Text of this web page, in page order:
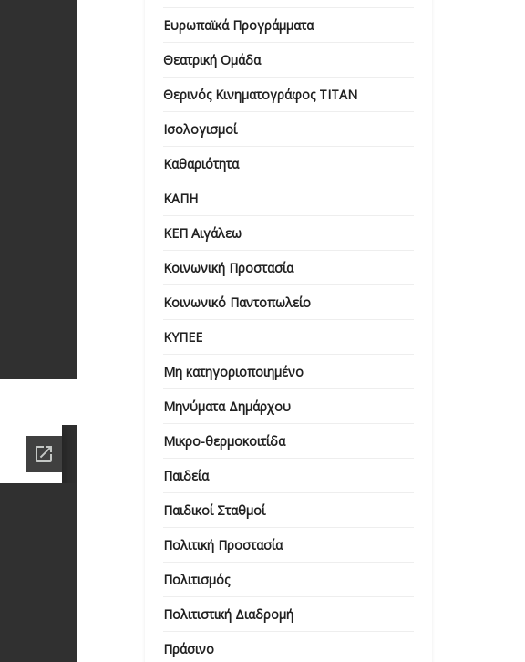
Ευρωπαϊκά Προγράμματα
Θεατρική Ομάδα
Θερινός Κινηματογράφος ΤΙΤΑΝ
Ισολογισμοί
Καθαριότητα
ΚΑΠΗ
ΚΕΠ Αιγάλεω
Κοινωνική Προστασία
Κοινωνικό Παντοπωλείο
ΚΥΠΕΕ
Μη κατηγοριοποιημένο
Μηνύματα Δημάρχου
Μικρο-θερμοκοιτίδα
Παιδεία
Παιδικοί Σταθμοί
Πολιτική Προστασία
Πολιτισμός
Πολιτιστική Διαδρομή
Πράσινο